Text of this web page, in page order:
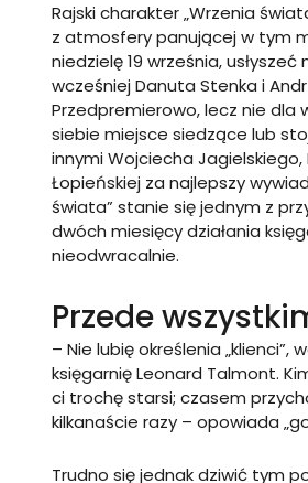
Rajski charakter „Wrzenia
z atmosfery panującej w tym
niedzielę 19 września,
wcześniej Danuta Stenka i
Przedpremierowo, lecz nie dla
siebie miejsce siedzące lub
innymi Wojciecha
Łopieńskiej za najlepszy
świata” stanie się jednym z
dwóch miesięcy działania
nieodwracalnie.
Przede
– Nie lubię określenia
księgarnię Leonard Talmont.
ci trochę starsi; czasem
kilkanaście razy – opowiada
Trudno się jednak dziwić tym